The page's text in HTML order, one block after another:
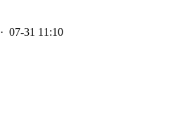
· 07-31 11:10